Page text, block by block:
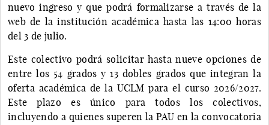
nuevo ingreso y que podrá formalizarse a través de la
web de la institución académica hasta las 14:00 horas
del 3 de julio.
Este colectivo podrá solicitar hasta nueve opciones de
entre los 54 grados y 13 dobles grados que integran la
oferta académica de la UCLM para el curso 2026/2027.
Este plazo es único para todos los colectivos,
incluyendo a quienes superen la PAU en la convocatoria